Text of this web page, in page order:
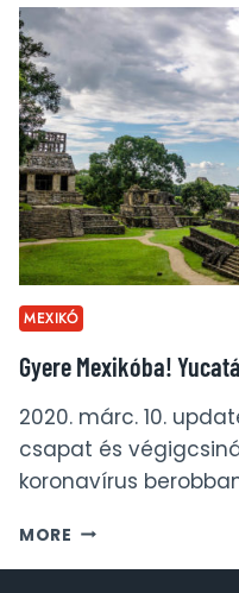
ROMVÁROS
MEXIKÓI
DZSUNGEL
MÉLYÉN
MEXIKÓ
Gyere Mexikóba!
2020. márc. 10.
csapat és
koronavírus
MORE GYERE